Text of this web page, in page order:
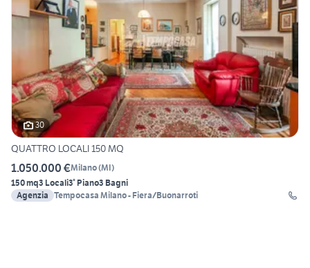
30
QUATTRO LOCALI 150 MQ
1.050.000 €Milano(MI)
150 mq3 Locali3° Piano3 Bagni
Agenzia Tempocasa Milano - Fiera/Buonarroti